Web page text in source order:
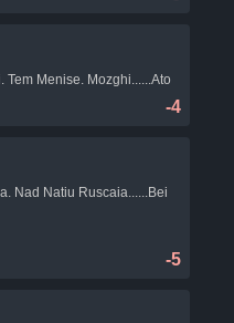
Menise. Mozghi......Ato
-4
Nad Natiu Ruscaia......Bei
-5